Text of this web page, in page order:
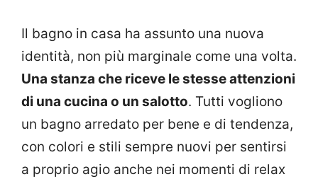
Il bagno in casa ha assunto una nuova
identità, non più marginale come una volta.
Una stanza che riceve le stesse attenzioni
di una cucina o un salotto. Tutti vogliono
un bagno arredato per bene e di tendenza,
con colori e stili sempre nuovi per sentirsi
a proprio agio anche nei momenti di relax